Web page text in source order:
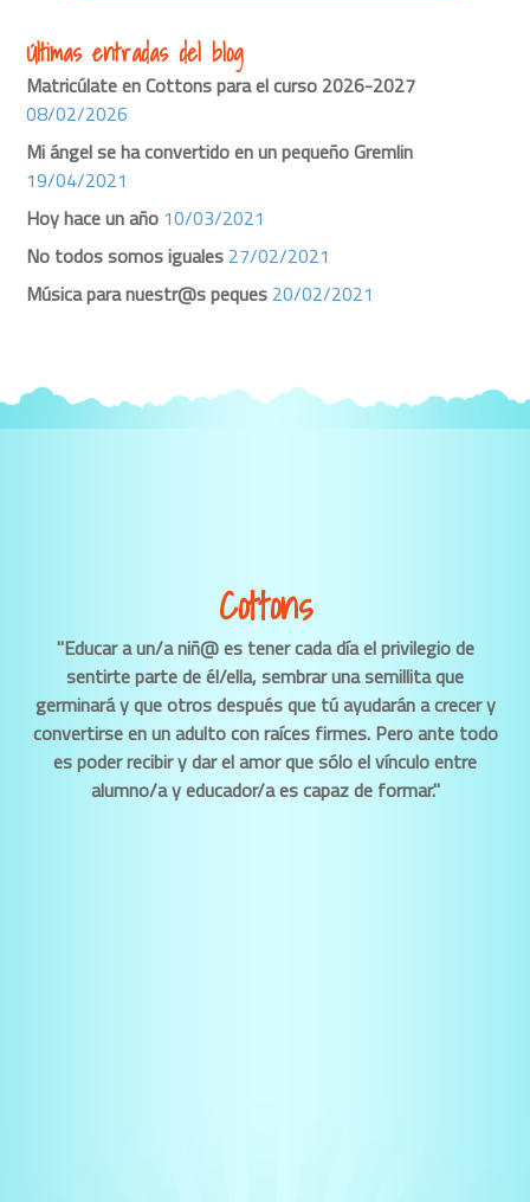
Últimas entradas del blog
Matricúlate en Cottons para el curso 2026-2027
08/02/2026
Mi ángel se ha convertido en un pequeño Gremlin
19/04/2021
Hoy hace un año 10/03/2021
No todos somos iguales 27/02/2021
Música para nuestr@s peques 20/02/2021
Cottons
"Educar a un/a niñ@ es tener cada día el privilegio de
sentirte parte de él/ella, sembrar una semillita que
germinará y que otros después que tú ayudarán a crecer y
convertirse en un adulto con raíces firmes. Pero ante todo
es poder recibir y dar el amor que sólo el vínculo entre
alumno/a y educador/a es capaz de formar."